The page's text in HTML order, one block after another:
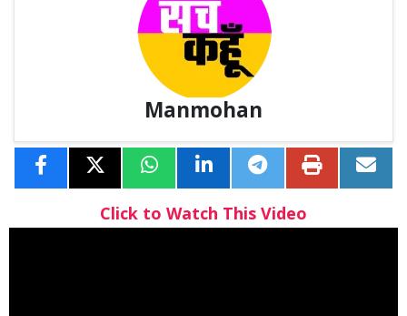
Manmohan
Click to Watch This Video